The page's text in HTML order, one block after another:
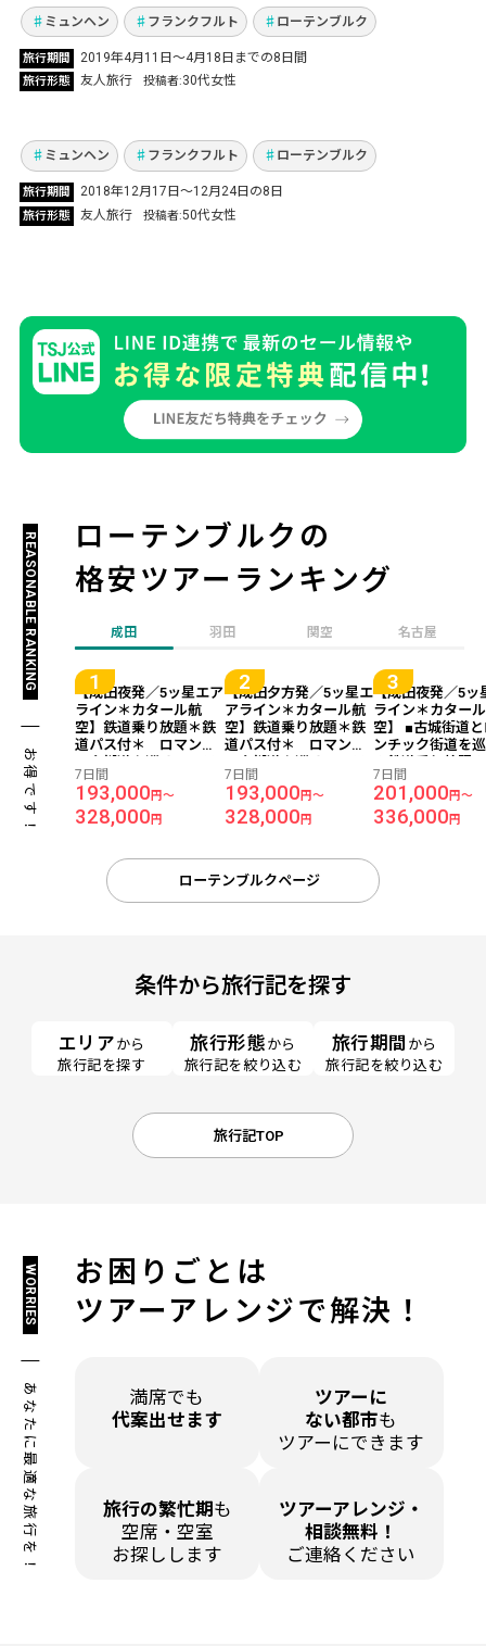
Vol.273
ミュンヘン フランクフルト ローテンブルク
旅行期間 2019年4月11日～4月18日までの8日間
旅行形態 友人旅行 投稿者 30代女性
Vol.200
念願のクリスマスマーケット 自分たちの力で9
ミュンヘン フランクフルト ローテンブルク
旅行期間 2018年12月17日～12月24日の8日
旅行形態 友人旅行 投稿者 50代女性
ローテンブルクの
格安ツアーランキング
REASONABLE RANKING
お得です！
成田 羽田 関空 名古屋
【成田夜発／5ッ星エア
ライン＊カタール航
空】鉄道乗り放題＊鉄
道パス付＊ ロマンチ
ンクフルト×ローテンブ
ルク×ミュンヘン＞7日
間（価格重視ホテル）
7日間
193,000円～
328,000円
【成田夕方発／5ッ星エ
アライン＊カタール航
空】鉄道乗り放題＊鉄
道パス付＊ ロマンチ
ンクフルト×ローテンブ
ルク×ミュンヘン＞7日
間（価格重視ホテル）
7日間
193,000 円～
328,000 円
【成田夜発／5ッ
ライン＊カター
空】 ■古城街道
ンチック街道を
ーマンレイルパ
南ドイツ3都市周
イデルベルク×ロ
ブルク×ミュンヘ
ル）
7日間
201,000円～
336,000円
ローテンブルクページ
条件から旅行記を探す
エリア から
旅行記を探す
旅行形態 から
旅行記を絞り込む
旅行期間 から
旅行記を絞り込む
旅行記TOP
お困りごとは
ツアーアレンジで解決！
WORRIES
あなたに最適な旅行を！
満席でも
代案出せます
ツアーに
ない都市も
ツアーにできます
旅行の繁忙期も
空席・空室
お探しします
ツアーアレンジ・
相談無料！
ご連絡ください